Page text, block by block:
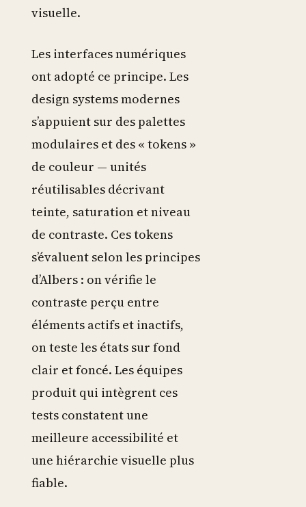
visuelle.
Les interfaces numériques
ont adopté ce principe. Les
design systems modernes
s’appuient sur des palettes
modulaires et des « tokens »
de couleur — unités
réutilisables décrivant
teinte, saturation et niveau
de contraste. Ces tokens
s’évaluent selon les principes
d’Albers : on vérifie le
contraste perçu entre
éléments actifs et inactifs,
on teste les états sur fond
clair et foncé. Les équipes
produit qui intègrent ces
tests constatent une
meilleure accessibilité et
une hiérarchie visuelle plus
fiable.